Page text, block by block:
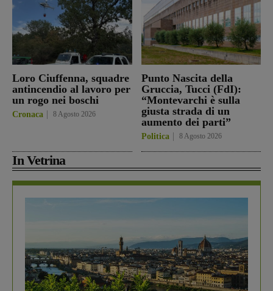
Loro Ciuffenna, squadre
antincendio al lavoro per
un rogo nei boschi
Cronaca 8 Agosto 2026
Punto Nascita della
Gruccia, Tucci (FdI):
“Montevarchi è sulla
giusta strada di un
aumento dei parti”
Politica 8 Agosto 2026
In Vetrina